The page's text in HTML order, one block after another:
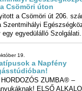
21.
Zumba
vedd föl magadra
oddal, csatos
22.
Party